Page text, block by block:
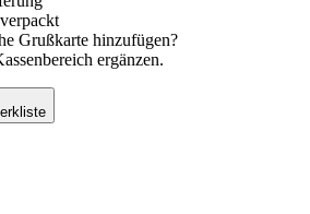
Grußkarte hinzufügen?
ergänzen.